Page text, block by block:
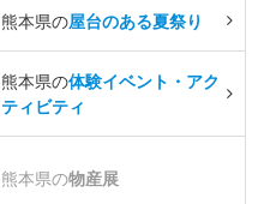
熊本県の屋台のある夏祭り
熊本県の体験イベント・アク
ティビティ
熊本県の物産展